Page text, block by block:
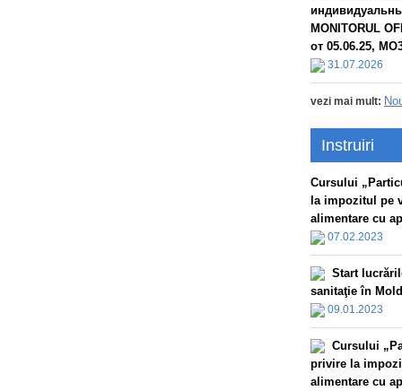
MONITORUL
от 05.06.25,
31.07.2026
vezi mai mult:
Instruiri
Сursului
la impozitul pe
alimentare cu
07.02.2023
Start
sanitaţie în
09.01.2023
Сursului
privire la
alimentare cu